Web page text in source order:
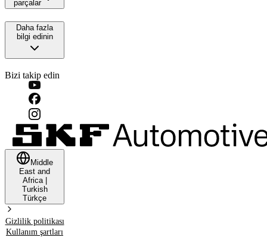
parçalar
Daha fazla
bilgi edinin
Bizi takip edin
Middle
East and
Africa|
Turkish
Türkçe
Gizlilik politikası
Kullanım şartları